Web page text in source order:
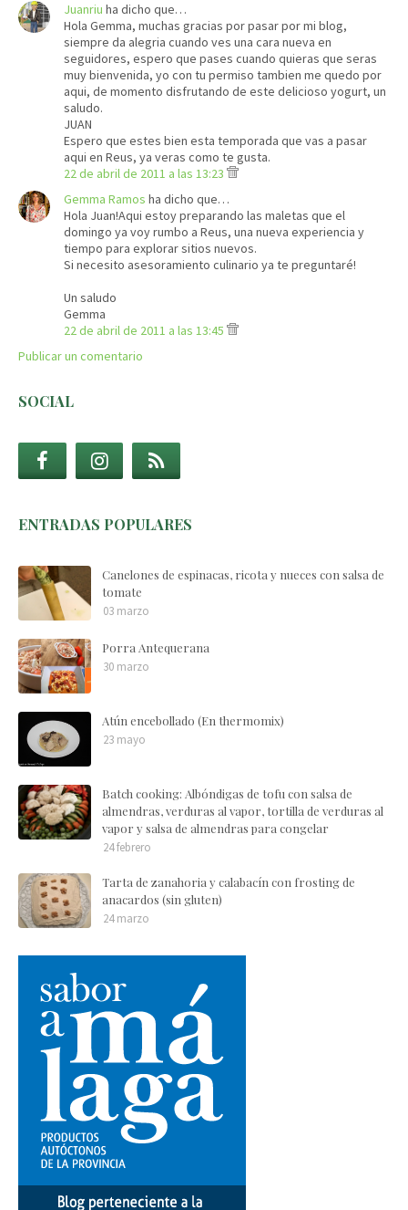
Juanriu ha dicho que…
Hola Gemma, muchas gracias por pasar por mi blog,
siempre da alegria cuando ves una cara nueva en
seguidores, espero que pases cuando quieras que seras
muy bienvenida, yo con tu permiso tambien me quedo por
aqui, de momento disfrutando de este delicioso yogurt, un
saludo.
JUAN
Espero que estes bien esta temporada que vas a pasar
aqui en Reus, ya veras como te gusta.
22 de abril de 2011 a las 13:23
Gemma Ramos ha dicho que…
Hola Juan!Aqui estoy preparando las maletas que el
domingo ya voy rumbo a Reus, una nueva experiencia y
tiempo para explorar sitios nuevos.
Si necesito asesoramiento culinario ya te preguntaré!
Un saludo
Gemma
22 de abril de 2011 a las 13:45
Publicar un comentario
SOCIAL
ENTRADAS POPULARES
Canelones de espinacas, ricota y nueces con salsa de
tomate
03 marzo
Porra Antequerana
30 marzo
Atún encebollado (En thermomix)
23 mayo
Batch cooking: Albóndigas de tofu con salsa de
almendras, verduras al vapor, tortilla de verduras al
vapor y salsa de almendras para congelar
24 febrero
Tarta de zanahoria y calabacín con frosting de
anacardos (sin gluten)
24 marzo